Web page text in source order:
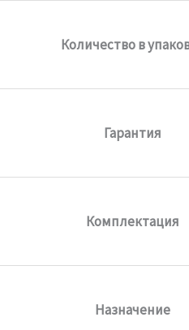
Количество в
Гарантия
Комплектация
Назначение